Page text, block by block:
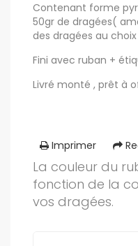
Contenant forme
50gr de dragées(
des dragées au choix
Fini avec ruban +
Livré monté , prêt à
Imprimer
La couleur du
fonction de la
vos dragées.